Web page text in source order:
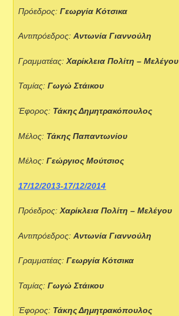
Πρόεδρος:Γεωργία Κότσικα
Αντιπρόεδρος:Αντωνία Γιαννούλη
Γραμματέας:Χαρίκλεια Πολίτη – Μελέγου
Ταμίας:Γωγώ Στάικου
Έφορος: Τάκης Δημητρακόπουλος
Μέλος: Τάκης Παπαντωνίου
Μέλος: Γεώργιος Μούτσιος
17/12/2013-17/12/2014
Πρόεδρος:Χαρίκλεια Πολίτη – Μελέγου
Αντιπρόεδρος:Αντωνία Γιαννούλη
Γραμματέας:Γεωργία Κότσικα
Ταμίας:Γωγώ Στάικου
Έφορος: Τάκης Δημητρακόπουλος